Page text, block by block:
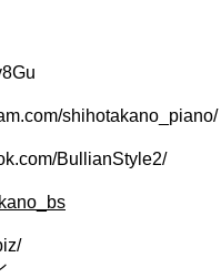
shihotakano_piano/
BullianStyle2/